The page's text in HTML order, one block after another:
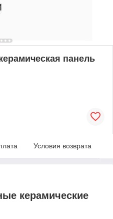
панель
Условия возврата
керамические